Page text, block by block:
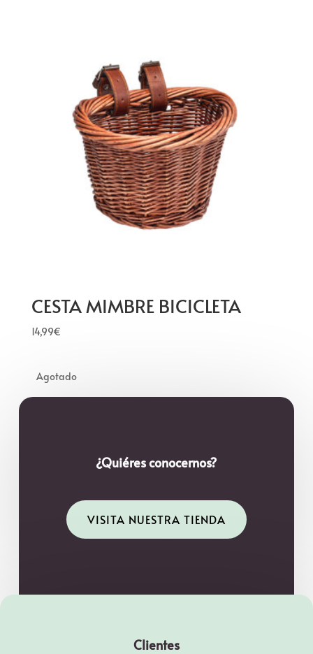
CESTA MIMBRE BICICLETA
14,99€
¿Quiéres conocernos?
VISITA NUESTRA TIENDA
Clientes